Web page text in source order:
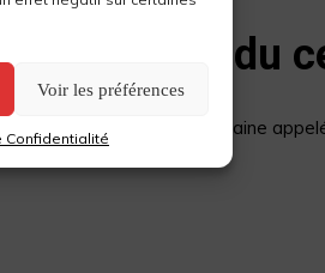
Voir les préférences
Confidentialité
Berlin » du
d’une nouvelle culture urbaine